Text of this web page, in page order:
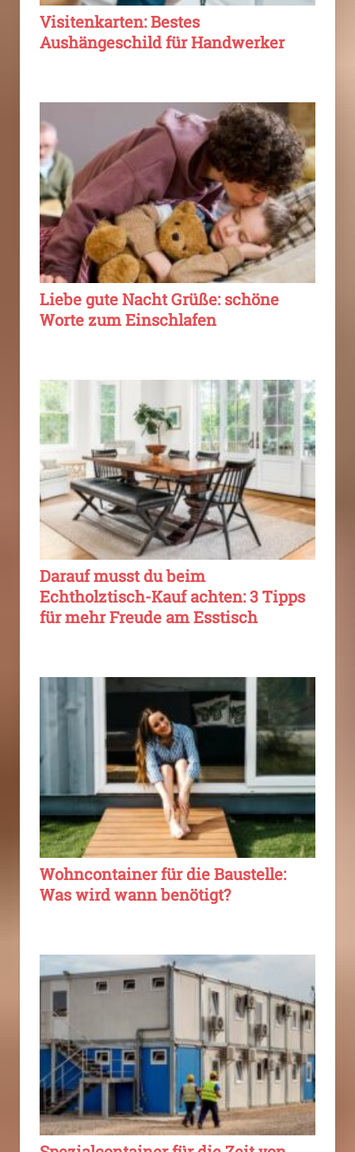
Visitenkarten: Bestes
Aushängeschild für Handwerker
Liebe gute Nacht Grüße: schöne
Worte zum Einschlafen
Darauf musst du beim
Echtholztisch-Kauf achten: 3 Tipps
für mehr Freude am Esstisch
Wohncontainer für die Baustelle:
Was wird wann benötigt?